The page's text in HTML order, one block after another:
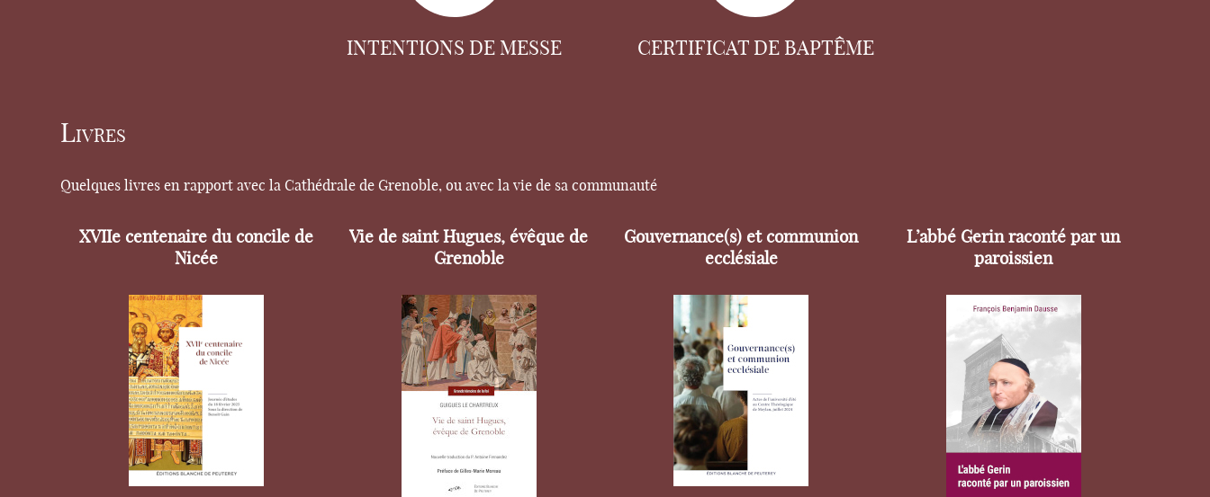
INTENTIONS DE MESSE CERTIFICAT DE BAPTÊME
Livres
Quelques livres en rapport avec la Cathédrale de Grenoble, ou avec la vie de sa communauté
XVIIe centenaire du concile de
Nicée
Vie de saint Hugues, évêque de
Grenoble
Gouvernance(s) et communion
ecclésiale
L’abbé Gerin raconté par un
paroissien